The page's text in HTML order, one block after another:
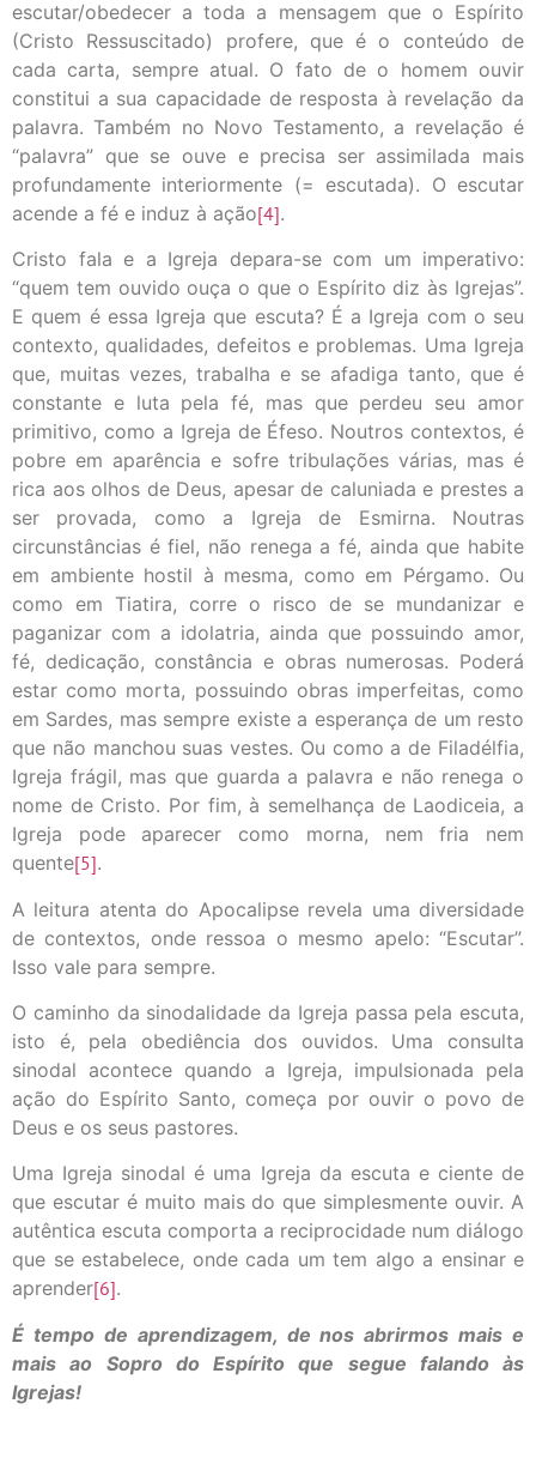
escutar/obedecer a toda a mensagem que o Espírito
(Cristo Ressuscitado) profere, que é o conteúdo de
cada carta, sempre atual. O fato de o homem ouvir
constitui a sua capacidade de resposta à revelação da
palavra. Também no Novo Testamento, a revelação é
“palavra” que se ouve e precisa ser assimilada mais
profundamente interiormente (= escutada). O escutar
acende a fé e induz à ação[4].
Cristo fala e a Igreja depara-se com um imperativo:
“quem tem ouvido ouça o que o Espírito diz às Igrejas”.
E quem é essa Igreja que escuta? É a Igreja com o seu
contexto, qualidades, defeitos e problemas. Uma Igreja
que, muitas vezes, trabalha e se afadiga tanto, que é
constante e luta pela fé, mas que perdeu seu amor
primitivo, como a Igreja de Éfeso. Noutros contextos, é
pobre em aparência e sofre tribulações várias, mas é
rica aos olhos de Deus, apesar de caluniada e prestes a
ser provada, como a Igreja de Esmirna. Noutras
circunstâncias é fiel, não renega a fé, ainda que habite
em ambiente hostil à mesma, como em Pérgamo. Ou
como em Tiatira, corre o risco de se mundanizar e
paganizar com a idolatria, ainda que possuindo amor,
fé, dedicação, constância e obras numerosas. Poderá
estar como morta, possuindo obras imperfeitas, como
em Sardes, mas sempre existe a esperança de um resto
que não manchou suas vestes. Ou como a de Filadélfia,
Igreja frágil, mas que guarda a palavra e não renega o
nome de Cristo. Por fim, à semelhança de Laodiceia, a
Igreja pode aparecer como morna, nem fria nem
quente[5].
A leitura atenta do Apocalipse revela uma diversidade
de contextos, onde ressoa o mesmo apelo: “Escutar”.
Isso vale para sempre.
O caminho da sinodalidade da Igreja passa pela escuta,
isto é, pela obediência dos ouvidos. Uma consulta
sinodal acontece quando a Igreja, impulsionada pela
ação do Espírito Santo, começa por ouvir o povo de
Deus e os seus pastores.
Uma Igreja sinodal é uma Igreja da escuta e ciente de
que escutar é muito mais do que simplesmente ouvir. A
autêntica escuta comporta a reciprocidade num diálogo
que se estabelece, onde cada um tem algo a ensinar e
aprender[6].
É tempo de aprendizagem, de nos abrirmos mais e
mais ao Sopro do Espírito que segue falando às
Igrejas!